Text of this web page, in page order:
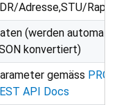
Adresse,STU/
(werden
konvertiert)
gemäss
API Docs